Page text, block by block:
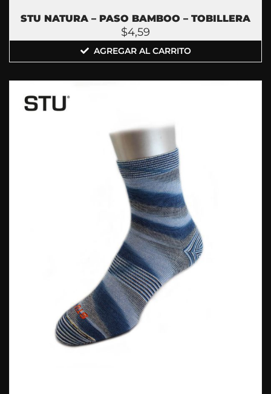
STU NATURA – PASO BAMBOO – TOBILLERA
$4,59
AGREGAR AL CARRITO